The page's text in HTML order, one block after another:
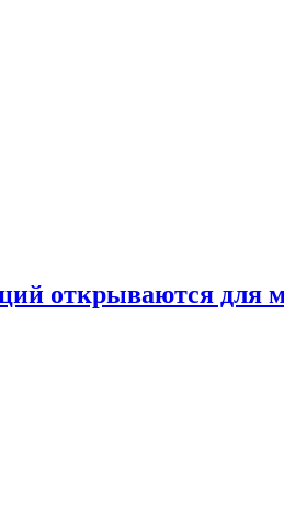
открываются для